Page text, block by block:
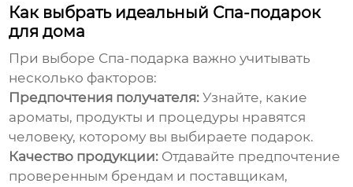
Как выбрать идеальный Спа-подарок
для дома
При выборе Спа-подарка важно учитывать
несколько факторов:
Предпочтения получателя: Узнайте, какие
ароматы, продукты и процедуры нравятся
человеку, которому вы выбираете подарок.
Качество продукции: Отдавайте предпочтение
проверенным брендам и поставщикам,